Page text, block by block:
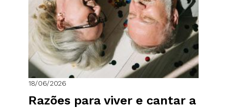
18/06/2026
Razões para viver e cantar a